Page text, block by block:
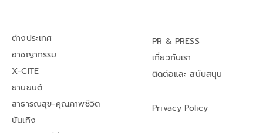
ต่างประเทศ
อาชญากรรม
X-CITE
ยานยนต์
สาธารณสุข-คุณภาพชีวิต
บันเทิง
PR & PRESS
เกี่ยวกับเรา
ติดต่อและ สนับสนุน
Privacy Policy